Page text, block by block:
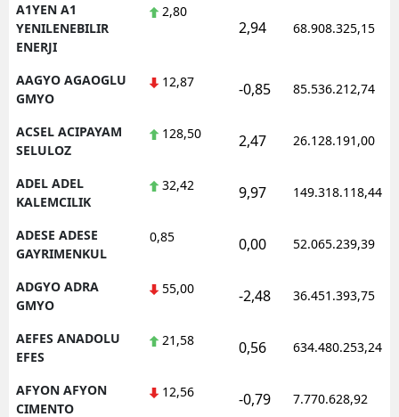
A1YEN A1
YENILENEBILIR
ENERJI
2,80
2,94 68.908.325,15
AAGYO AGAOGLU
GMYO
12,87 -0,85 85.536.212,74
ACSEL ACIPAYAM
SELULOZ
128,50 2,47 26.128.191,00
ADEL ADEL
KALEMCILIK
32,42 9,97 149.318.118,44
ADESE ADESE
GAYRIMENKUL
0,85 0,00 52.065.239,39
ADGYO ADRA
GMYO
55,00 -2,48 36.451.393,75
AEFES ANADOLU
EFES
21,58 0,56 634.480.253,24
AFYON AFYON
CIMENTO
12,56 -0,79 7.770.628,92